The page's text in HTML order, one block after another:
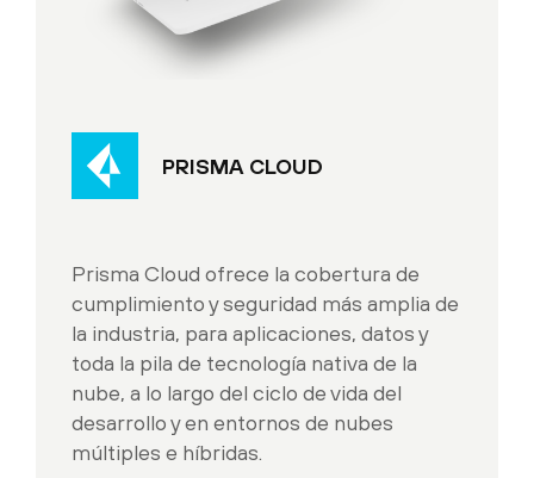
PRISMA CLOUD
Prisma Cloud ofrece la cobertura de
cumplimiento y seguridad más amplia de
la industria, para aplicaciones, datos y
toda la pila de tecnología nativa de la
nube, a lo largo del ciclo de vida del
desarrollo y en entornos de nubes
múltiples e híbridas.